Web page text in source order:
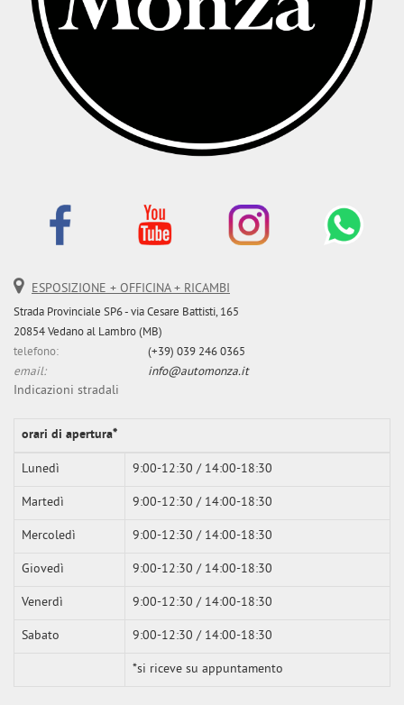
ESPOSIZIONE + OFFICINA + RICAMBI
Strada Provinciale SP6 - via Cesare Battisti, 165
20854 Vedano al Lambro (MB)
telefono:
(+39) 039 246 0365
email:
info@automonza.it
Indicazioni stradali
orari di apertura*
Lunedì 9:00-12:30 / 14:00-18:30
Martedì 9:00-12:30 / 14:00-18:30
Mercoledì 9:00-12:30 / 14:00-18:30
Giovedì 9:00-12:30 / 14:00-18:30
Venerdì 9:00-12:30 / 14:00-18:30
Sabato 9:00-12:30 / 14:00-18:30
*si riceve su appuntamento